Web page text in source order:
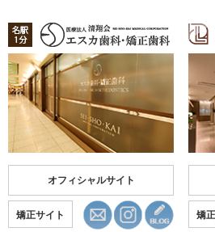
オフィシャルサイト
矯正サイト 矯